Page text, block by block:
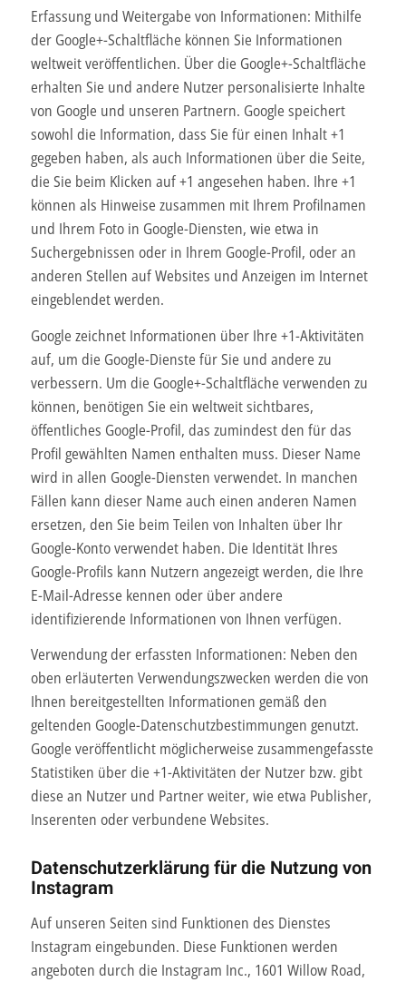
Erfassung und Weitergabe von Informationen: Mithilfe
der Google+-Schaltfläche können Sie Informationen
weltweit veröffentlichen. Über die Google+-Schaltfläche
erhalten Sie und andere Nutzer personalisierte Inhalte
von Google und unseren Partnern. Google speichert
sowohl die Information, dass Sie für einen Inhalt +1
gegeben haben, als auch Informationen über die Seite,
die Sie beim Klicken auf +1 angesehen haben. Ihre +1
können als Hinweise zusammen mit Ihrem Profilnamen
und Ihrem Foto in Google-Diensten, wie etwa in
Suchergebnissen oder in Ihrem Google-Profil, oder an
anderen Stellen auf Websites und Anzeigen im Internet
eingeblendet werden.
Google zeichnet Informationen über Ihre +1-Aktivitäten
auf, um die Google-Dienste für Sie und andere zu
verbessern. Um die Google+-Schaltfläche verwenden zu
können, benötigen Sie ein weltweit sichtbares,
öffentliches Google-Profil, das zumindest den für das
Profil gewählten Namen enthalten muss. Dieser Name
wird in allen Google-Diensten verwendet. In manchen
Fällen kann dieser Name auch einen anderen Namen
ersetzen, den Sie beim Teilen von Inhalten über Ihr
Google-Konto verwendet haben. Die Identität Ihres
Google-Profils kann Nutzern angezeigt werden, die Ihre
E-Mail-Adresse kennen oder über andere
identifizierende Informationen von Ihnen verfügen.
Verwendung der erfassten Informationen: Neben den
oben erläuterten Verwendungszwecken werden die von
Ihnen bereitgestellten Informationen gemäß den
geltenden Google-Datenschutzbestimmungen genutzt.
Google veröffentlicht möglicherweise zusammengefasste
Statistiken über die +1-Aktivitäten der Nutzer bzw. gibt
diese an Nutzer und Partner weiter, wie etwa Publisher,
Inserenten oder verbundene Websites.
Datenschutzerklärung für die Nutzung von
Instagram
Auf unseren Seiten sind Funktionen des Dienstes
Instagram eingebunden. Diese Funktionen werden
angeboten durch die Instagram Inc., 1601 Willow Road,